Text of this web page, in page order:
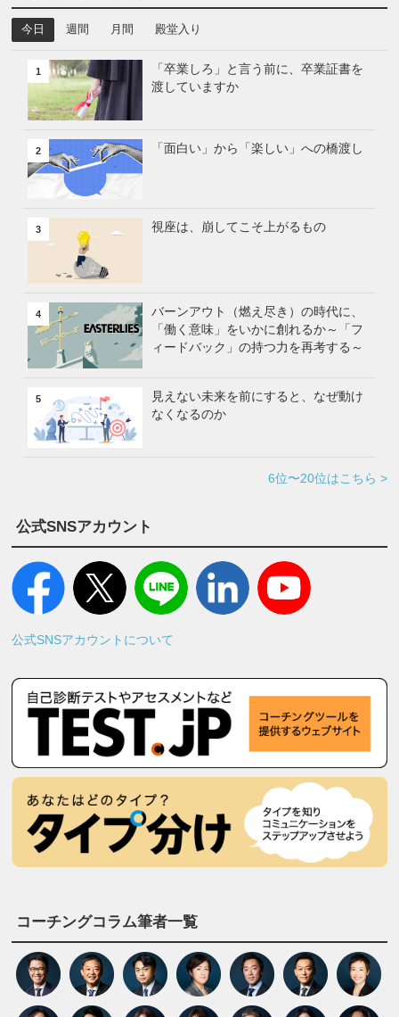
今日 週間 月間 殿堂入り
1
「卒業しろ」と言う前に、卒業証書を
渡していますか
2 「面白い」から「楽しい」への橋渡し
3 視座は、崩してこそ上がるもの
4
バーンアウト（燃え尽き）の時代に、
「働く意味」をいかに創れるか～「フ
ィードバック」の持つ力を再考する～
5
見えない未来を前にすると、なぜ動け
なくなるのか
6位〜20位はこちら >
公式SNSアカウント
公式SNSアカウントについて
コーチングコラム筆者一覧